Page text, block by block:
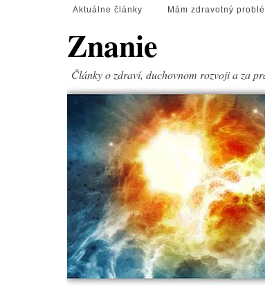
Aktuálne články Mám zdravotný
Znanie
Články o zdraví, duchovnom rozvoji a za